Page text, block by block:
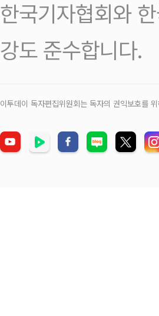
한국기자협회와
강도 준수합니다.
이투데이 독자편집위원회는 독자의 권익보호를